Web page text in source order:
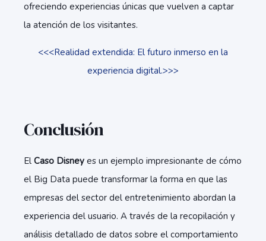
ofreciendo experiencias únicas que vuelven a captar
la atención de los visitantes.
<<<Realidad extendida: El futuro inmerso en la
experiencia digital.>>>
Conclusión
El Caso Disney es un ejemplo impresionante de cómo
el Big Data puede transformar la forma en que las
empresas del sector del entretenimiento abordan la
experiencia del usuario. A través de la recopilación y
análisis detallado de datos sobre el comportamiento